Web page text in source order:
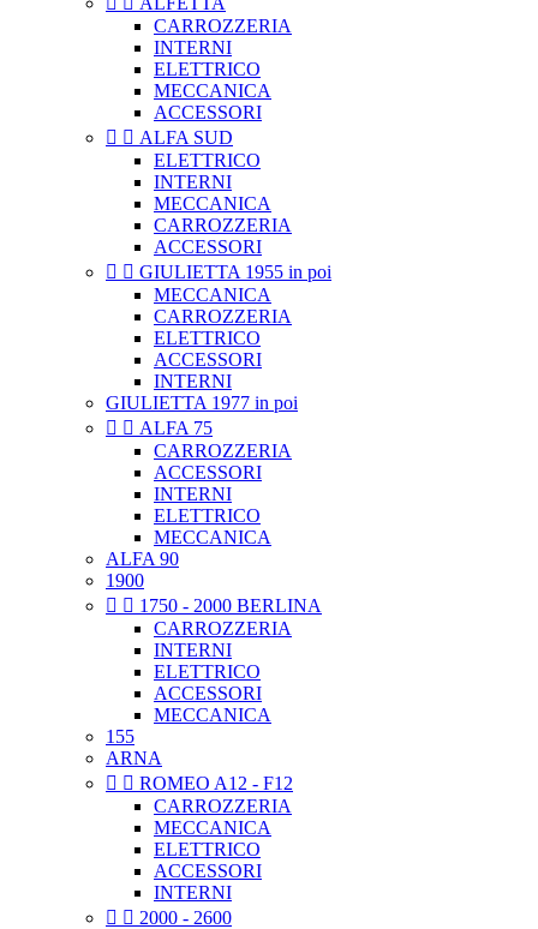
CARROZZERIA
INTERNI
ELETTRICO
MECCANICA
ACCESSORI
  ALFA SUD
ELETTRICO
INTERNI
MECCANICA
CARROZZERIA
ACCESSORI
  GIULIETTA 1955 in poi
MECCANICA
CARROZZERIA
ELETTRICO
ACCESSORI
INTERNI
GIULIETTA 1977 in poi
  ALFA 75
CARROZZERIA
ACCESSORI
INTERNI
ELETTRICO
MECCANICA
ALFA 90
1900
  1750 - 2000 BERLINA
CARROZZERIA
INTERNI
ELETTRICO
ACCESSORI
MECCANICA
155
ARNA
  ROMEO A12 - F12
CARROZZERIA
MECCANICA
ELETTRICO
ACCESSORI
INTERNI
  2000 - 2600